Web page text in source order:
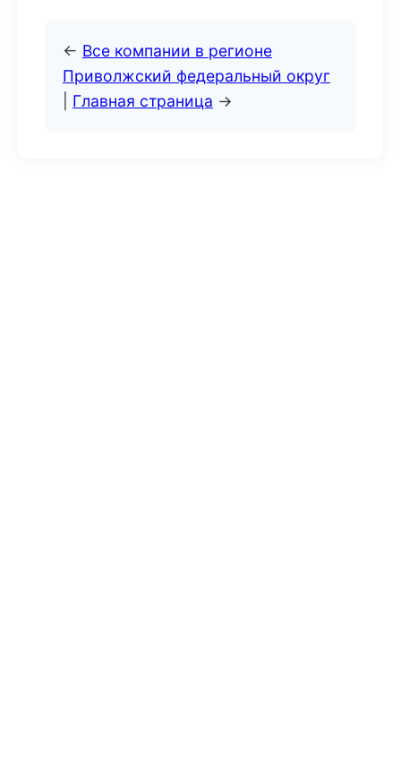
← Все компании в регионе
Приволжский федеральный округ
Главная страница →